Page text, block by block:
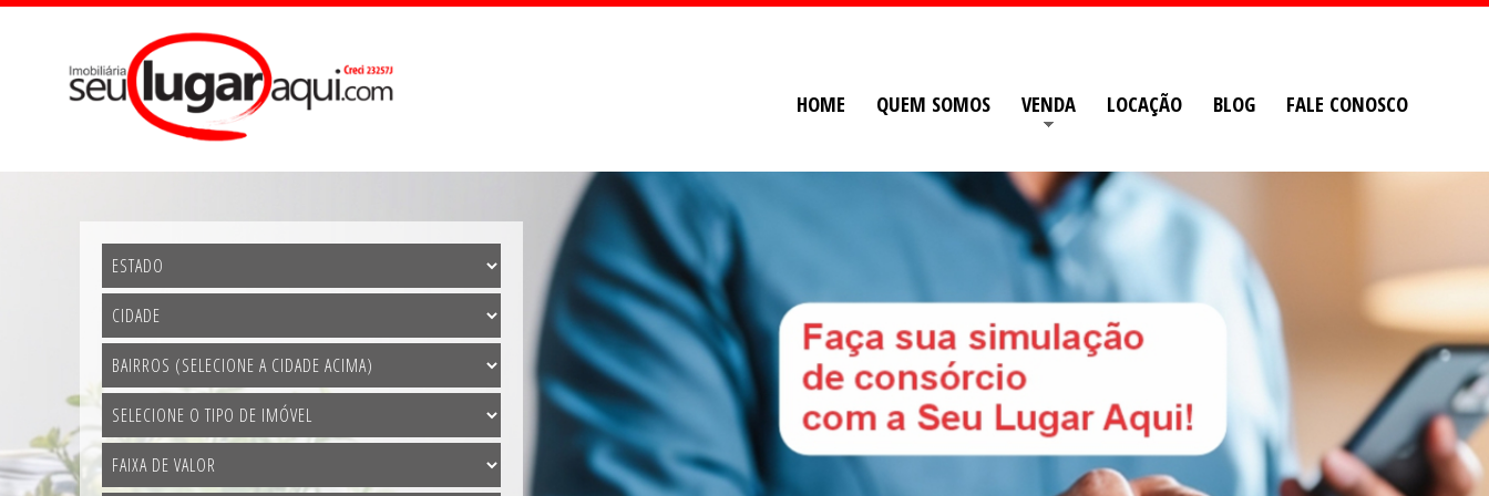
HOME QUEM SOMOS VENDA LOCAÇÃO BLOG FALE CONOSCO